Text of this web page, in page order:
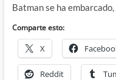
Batman se ha
Comparte esto:
X
Reddit